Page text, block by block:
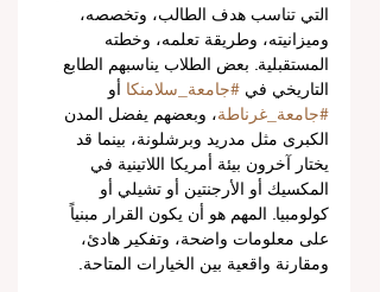
التي تناسب هدف الطالب، وتخصصه،
وميزانيته، وطريقة تعلمه، وخطته
المستقبلية. بعض الطلاب يناسبهم الطابع
التاريخي في #جامعة_سلامنكا أو
#جامعة_غرناطة، وبعضهم يفضل المدن
الكبرى مثل مدريد وبرشلونة، بينما قد
يختار آخرون بيئة أمريكا اللاتينية في
المكسيك أو الأرجنتين أو تشيلي أو
كولومبيا. المهم هو أن يكون القرار مبنياً
على معلومات واضحة، وتفكير هادئ،
ومقارنة واقعية بين الخيارات المتاحة.